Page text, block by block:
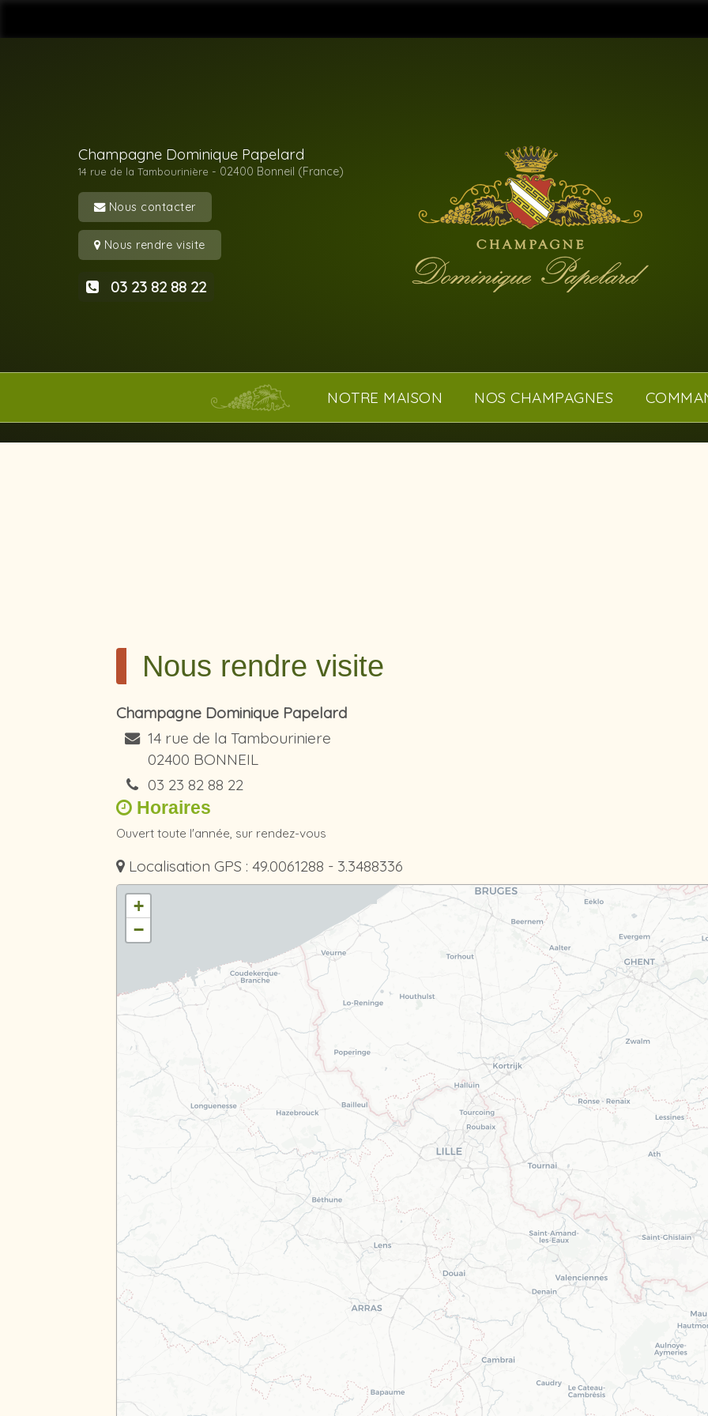
Champagne Dominique Papelard
14 rue de la Tambourinière - 02400 Bonneil (France)
Nous contacter
Nous rendre visite
03 23 82 88 22
NOTRE MAISON NOS CHAMPAGNES
Nous rendre visite
Champagne Dominique Papelard
14 rue de la Tambouriniere
02400 BONNEIL
03 23 82 88 22
Horaires
Ouvert toute l'année, sur rendez-vous
Localisation GPS : 49.0061288 - 3.3488336
+
−